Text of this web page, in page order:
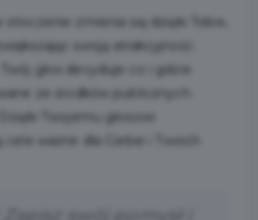
otoczenie zmienia się dzięki Tobie,
swoją atrakcyjność.
Twój głos decyduje co i gdzie
ze środków publicznych.
Dzięki Twojemu głosowi
cele ważne dla Ciebie i Twoich